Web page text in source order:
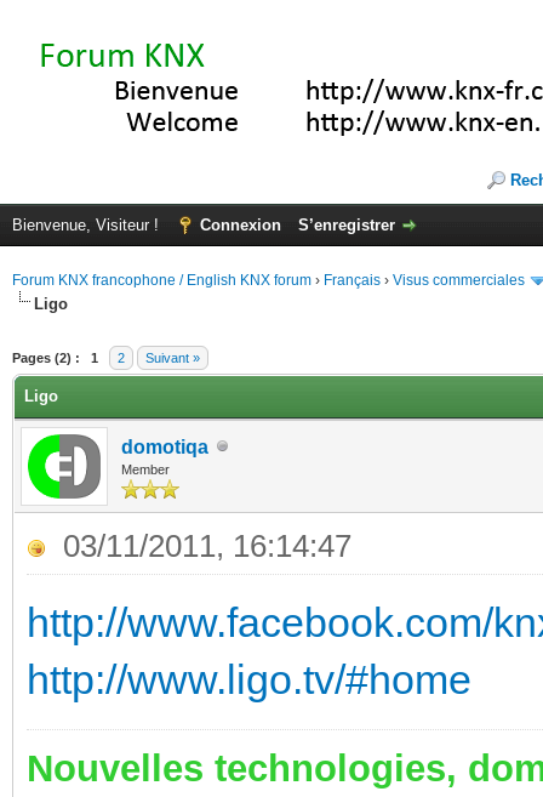
Bienvenue, Visiteur ! Connexion S’enregistrer
Forum KNX francophone / English KNX forum › Français › Visus commerciales
Ligo
Pages (2) : 1 2 Suivant »
Ligo
domotiqa
Member
03/11/2011, 16:14:47
http://www.facebook.com/
http://www.ligo.tv/#home
Nouvelles technologies,